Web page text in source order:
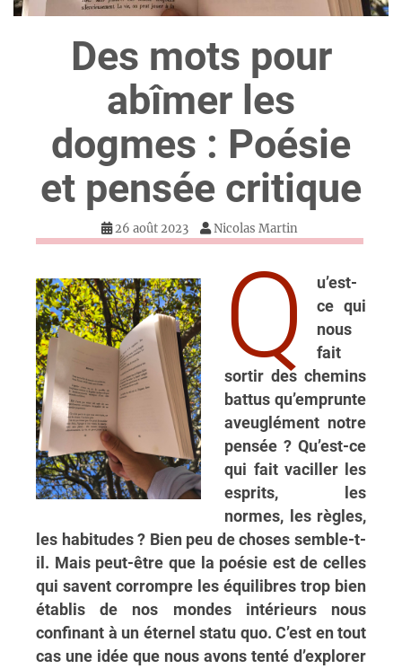
Des mots pour
abîmer les
dogmes : Poésie
et pensée critique
26 août 2023 Nicolas Martin
Q
u’est-
ce qui
nous
fait
sortir des chemins
battus qu’emprunte
aveuglément notre
pensée ? Qu’est-ce
qui fait vaciller les
esprits, les
normes, les règles,
les habitudes ? Bien peu de choses semble-t-
il. Mais peut-être que la poésie est de celles
qui savent corrompre les équilibres trop bien
établis de nos mondes intérieurs nous
confinant à un éternel statu quo. C’est en tout
cas une idée que nous avons tenté d’explorer